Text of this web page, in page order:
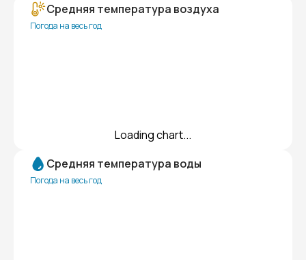
Средняя температура воздуха
Погода на весь год
Loading chart...
Средняя температура воды
Погода на весь год